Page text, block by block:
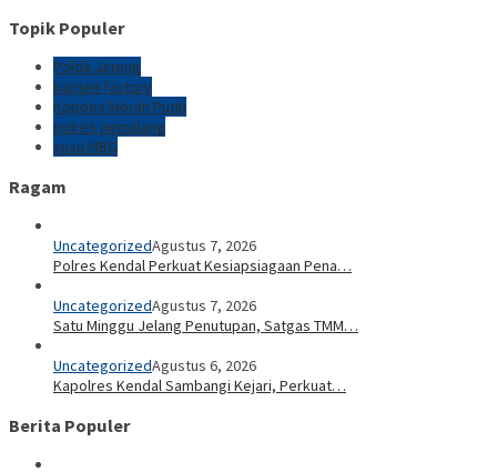
Topik Populer
Polda Jateng
kapten factory
Kopdes Merah Putih
polres pemalang
susu MBG
Ragam
UncategorizedAgustus 7, 2026
Polres Kendal Perkuat Kesiapsiagaan Pena…
UncategorizedAgustus 7, 2026
Satu Minggu Jelang Penutupan, Satgas TMM…
UncategorizedAgustus 6, 2026
Kapolres Kendal Sambangi Kejari, Perkuat…
Berita Populer